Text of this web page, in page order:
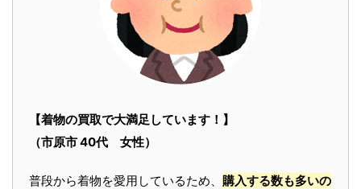
【着物の買取で大満足しています！】
（市原市 40代 女性）
普段から着物を愛用しているため、 購入する数も多いの